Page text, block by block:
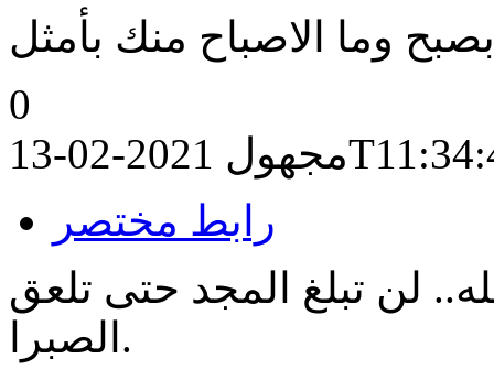
وما الاصباح منك بأمثل
0
مجهول2021-02-
رابط مختصر
لن تبلغ المجد حتى تلعق
الصبرا.